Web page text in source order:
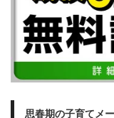
思春期の子育てメ